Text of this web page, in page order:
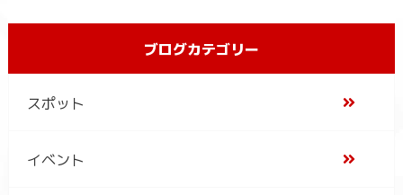
ブログカテゴリー
スポット
イベント